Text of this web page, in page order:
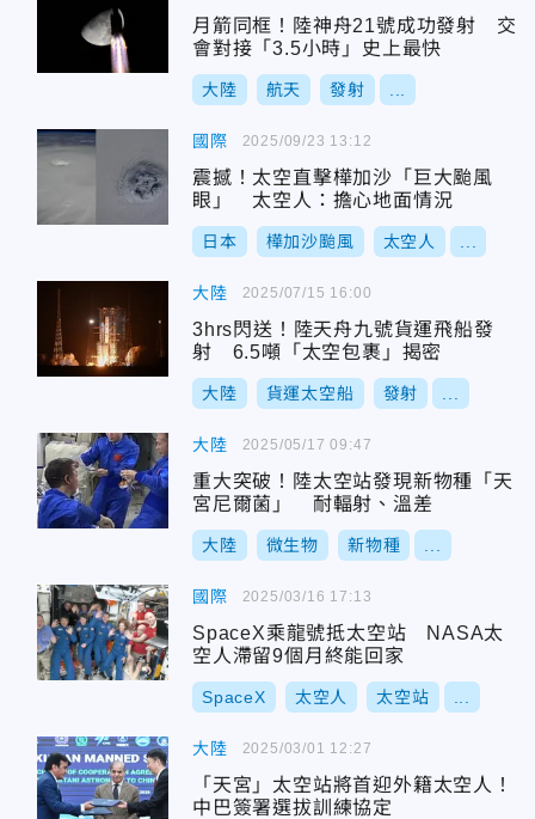
月箭同框！陸神舟21號成功發射 交
會對接「3.5小時」史上最快
大陸 航天 發射
國際
震撼！太空直擊樺加沙「巨大颱風
眼」 太空人：擔心地面情況
日本 樺加沙颱風 太空人
2025/09/23 13:12
大陸
3hrs閃送！陸天舟九號貨運飛船發
射 6.5噸「太空包裹」揭密
大陸 貨運太空船 發射
2025/07/15 16:00
大陸
重大突破！陸太空站發現新物種「天
宮尼爾菌」 耐輻射、溫差
大陸 微生物 新物種
2025/05/17 09:47
國際
SpaceX乘龍號抵太空站 NASA太
空人滯留9個月終能回家
SpaceX 太空人 太空站
2025/03/16 17:13
大陸
「天宮」太空站將首迎外籍太空人！
中巴簽署選拔訓練協定
2025/03/01 12:27